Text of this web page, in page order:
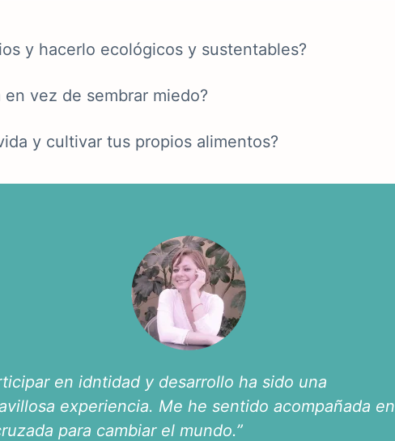
y hacerlo ecológicos y sustentables?
vez de sembrar miedo?
y cultivar tus propios alimentos?
en idntidad y desarrollo ha sido una
experiencia. Me he sentido acompañada en
para cambiar el mundo.”